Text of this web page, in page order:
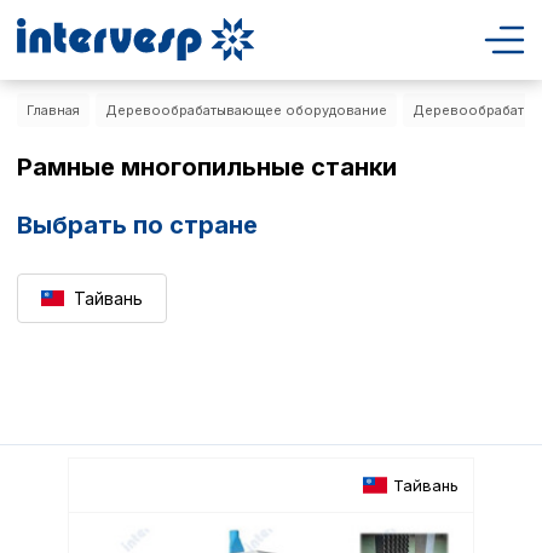
Главная Деревообрабатывающее оборудование
Рамные многопильные станки
Выбрать по стране
Тайвань
Тайвань